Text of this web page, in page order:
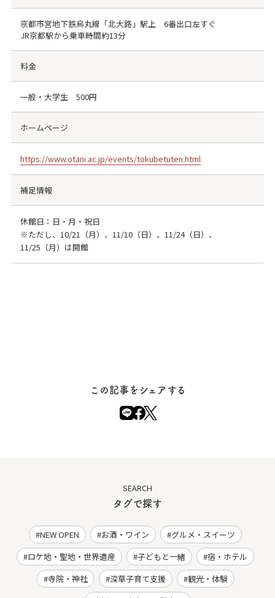
京都市営地下鉄烏丸線「北大路」駅上 6番出口左すぐ
JR京都駅から乗車時間約13分
料金
一般・大学生 500円
ホームページ
https://www.otani.ac.jp/events/tokubetuten.html
補足情報
休館日：日・月・祝日
※ただし、10/21（月）、11/10（日）、11/24（日）、
11/25（月）は開館
この記事をシェアする
SEARCH
タグで探す
NEW OPEN お酒・ワイン
グルメ・スイーツ
ロケ地・聖地・世界遺産
子どもと一緒
宿・ホテル
寺院・神社
深草子育て支援
観光・体験